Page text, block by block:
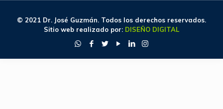
© 2021 Dr. José Guzmán. Todos los derechos reservados.
Sitio web realizado por: DISEÑO DIGITAL